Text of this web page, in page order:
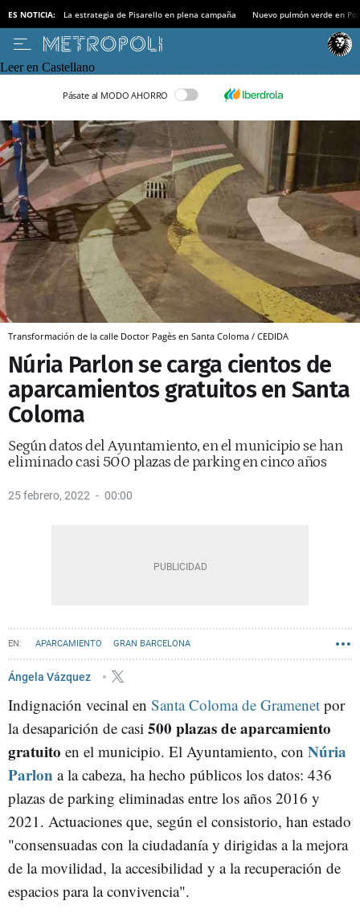
ES NOTICIA: La estrategia de Pisarello en plena campaña Nuevo pulmón verde en
Leer en Castellano
Pásate al MODO AHORRO
Transformación de la calle Doctor Pagès en Santa Coloma / CEDIDA
Núria Parlon se carga cientos de
aparcamientos gratuitos en Santa
Coloma
Según datos del Ayuntamiento, en el municipio se han
eliminado casi 500 plazas de parking en cinco años
25 febrero, 2022 00:00
APARCAMIENTO GRAN BARCELONA
SANTA COLOMA DE GRAMENET
Ángela Vázquez
Indignación vecinal en Santa Coloma de Gramenet por
la desaparición de casi 500 plazas de aparcamiento
gratuito en el municipio. El Ayuntamiento, con Núria
Parlon a la cabeza, ha hecho públicos los datos: 436
plazas de parking eliminadas entre los años 2016 y
2021. Actuaciones que, según el consistorio, han estado
"consensuadas con la ciudadanía y dirigidas a la mejora
de la movilidad, la accesibilidad y a la recuperación de
espacios para la convivencia".